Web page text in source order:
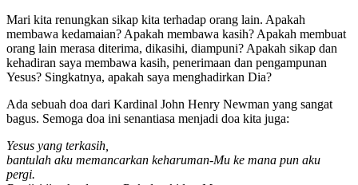
Mari kita renungkan sikap kita terhadap orang lain. Apakah
membawa kedamaian? Apakah membawa kasih? Apakah membuat
orang lain merasa diterima, dikasihi, diampuni? Apakah sikap dan
kehadiran saya membawa kasih, penerimaan dan pengampunan
Yesus? Singkatnya, apakah saya menghadirkan Dia?
Ada sebuah doa dari Kardinal John Henry Newman yang sangat
bagus. Semoga doa ini senantiasa menjadi doa kita juga:
Yesus yang terkasih,
bantulah aku memancarkan keharuman-Mu ke mana pun aku
pergi.